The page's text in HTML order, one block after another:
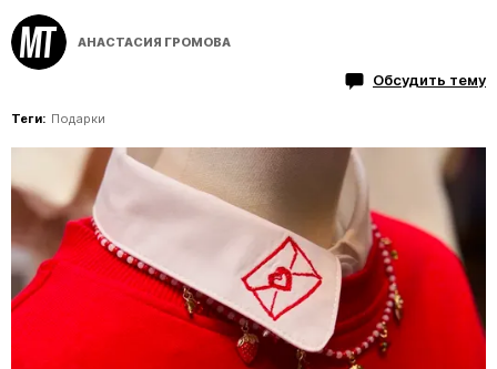
АНАСТАСИЯ ГРОМОВА
Обсудить тему
Теги: Подарки